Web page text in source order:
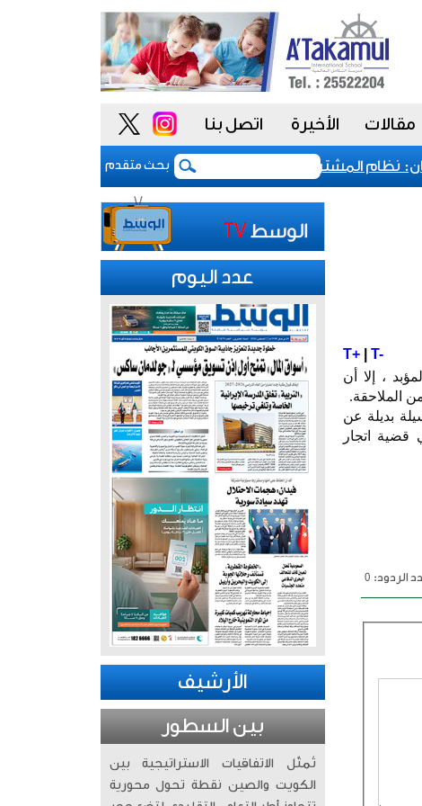
مقالات الأخيرة اتصل بنا
بحث متقدم
نظام المشتريات يمنح الحكومة السعودية أدوات أكثر مرونة
T+| T-
، إلا أن
الملاحقة.
بديلة عن
قضية اتجار
الردود: 0
عدد اليوم
الأرشيف
بين السطور
تُمثّل الاتفاقيات الاستراتيجية بين
الكويت والصين نقطة تحول محورية